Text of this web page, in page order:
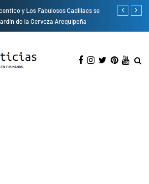
y Los Fabulosos Cadillacs se
de la Cerveza Arequipeña
Empresas